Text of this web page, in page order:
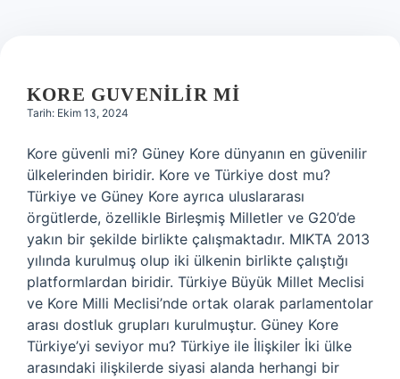
KORE GUVENILIR MI
Tarih: Ekim 13, 2024
Kore güvenli mi? Güney Kore dünyanın en güvenilir
ülkelerinden biridir. Kore ve Türkiye dost mu?
Türkiye ve Güney Kore ayrıca uluslararası
örgütlerde, özellikle Birleşmiş Milletler ve G20’de
yakın bir şekilde birlikte çalışmaktadır. MIKTA 2013
yılında kurulmuş olup iki ülkenin birlikte çalıştığı
platformlardan biridir. Türkiye Büyük Millet Meclisi
ve Kore Milli Meclisi’nde ortak olarak parlamentolar
arası dostluk grupları kurulmuştur. Güney Kore
Türkiye’yi seviyor mu? Türkiye ile İlişkiler İki ülke
arasındaki ilişkilerde siyasi alanda herhangi bir